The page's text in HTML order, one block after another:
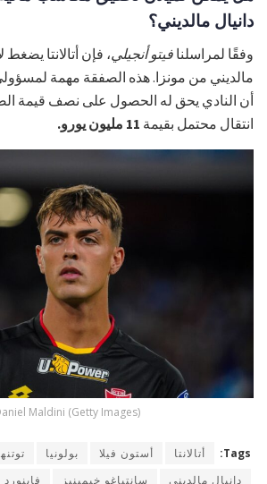
دانيال مالديني؟
وفقًا لمراسلنا فيتو أنجيلي، فإن أتالانتا
مالديني من مونزا. هذه الصفقة مهمة
أن النادي يحق له الحصول على نصف قيمة
انتقال محتمل بقيمة
Maldini (Getty Images)
Tags: أتالانتا أستون فيلا بولونيا
دانيال مالديني
سانتياغو خيمينيز فاينورد